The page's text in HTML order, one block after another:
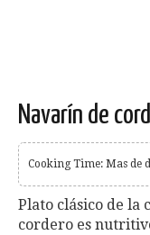
Navarín de
Cooking Time: Mas de
Plato clásico de la
cordero es